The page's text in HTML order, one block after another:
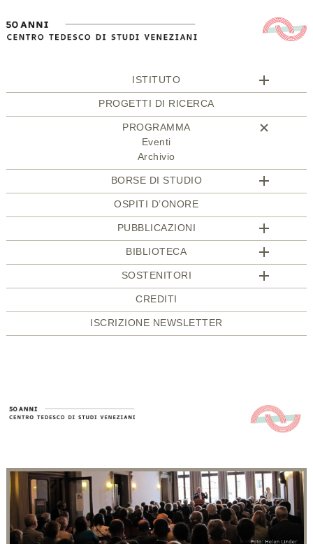
ISTITUTO
PROGETTI DI RICERCA
PROGRAMMA
Eventi
Archivio
BORSE DI STUDIO
OSPITI D’ONORE
PUBBLICAZIONI
BIBLIOTECA
SOSTENITORI
CREDITI
ISCRIZIONE NEWSLETTER